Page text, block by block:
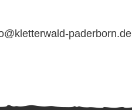
paderborn.de